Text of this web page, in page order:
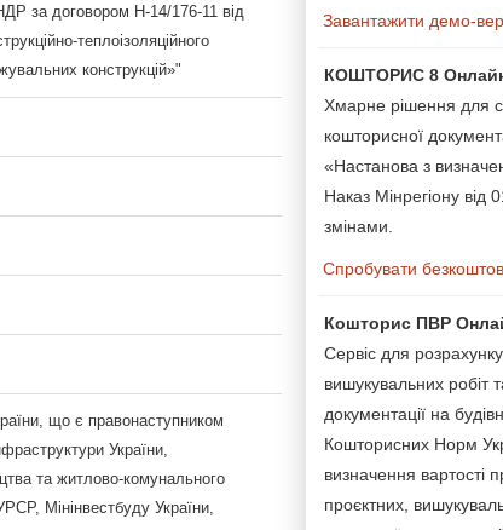
за договором Н-14/176-11 від
теплоізоляційного
конструкцій»"
що є правонаступником
України,
та житлово-комунального
Мінінвестбуду України,
Завантажити демо-
КОШТОРИС 8
Хмарне рішення для
кошторисної
«Настанова з
Наказ Мінрегіону від
змінами.
Спробувати
Кошторис ПВР
Сервіс для
вишукувальних робіт
документації на
Кошторисних Норм
визначення вартості
проєктних,